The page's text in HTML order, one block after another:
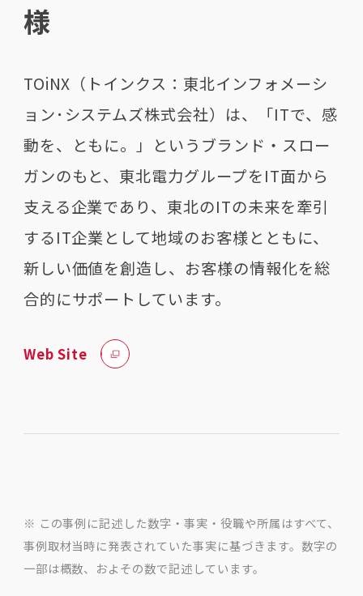
様
TOiNX（トインクス：東北インフォメーシ
ョン･システムズ株式会社）は、「ITで、感
動を、ともに。」というブランド・スロー
ガンのもと、東北電力グループをIT面から
支える企業であり、東北のITの未来を牽引
するIT企業として地域のお客様とともに、
新しい価値を創造し、お客様の情報化を総
合的にサポートしています。
Web Site
※ この事例に記述した数字・事実・役職や所属はすべて、
事例取材当時に発表されていた事実に基づきます。数字の
一部は概数、およその数で記述しています。